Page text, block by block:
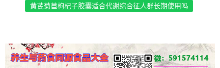
黄芪菊苣枸杞子胶囊适合代谢综合征人群长期使用吗